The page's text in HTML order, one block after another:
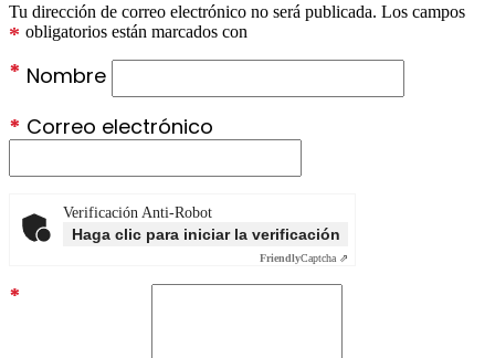
Tu dirección de correo electrónico no será publicada. Los campos
obligatorios están marcados con
*
Nombre
*
Correo electrónico
*
Verificación Anti-Robot
Haga clic para iniciar la verificación
FriendlyCaptcha ⇗
*